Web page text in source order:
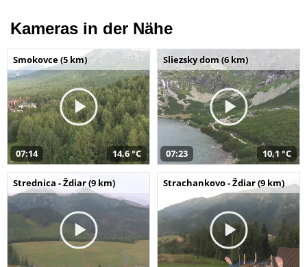
Kameras in der Nähe
Smokovce (5 km)
07:14 14,6 °C
Sliezsky dom (6 km)
07:23 10,1 °C
Strednica - Ždiar (9 km) Strachankovo - Ždiar (9 km)